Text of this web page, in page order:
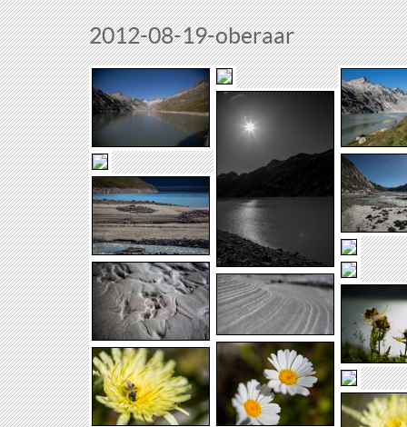
2012-08-19-oberaar